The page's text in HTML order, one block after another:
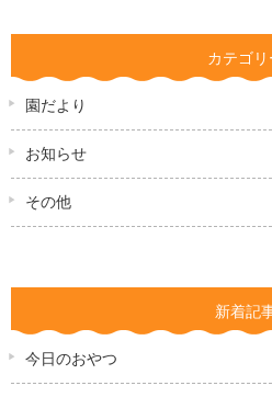
カテゴリ
園だより
お知らせ
その他
新着記
今日のおやつ